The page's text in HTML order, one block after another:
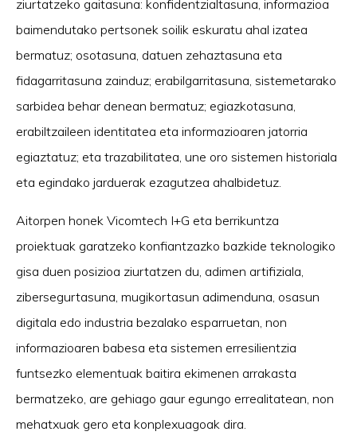
ziurtatzeko gaitasuna: konfidentzialtasuna, informazioa
baimendutako pertsonek soilik eskuratu ahal izatea
bermatuz; osotasuna, datuen zehaztasuna eta
fidagarritasuna zainduz; erabilgarritasuna, sistemetarako
sarbidea behar denean bermatuz; egiazkotasuna,
erabiltzaileen identitatea eta informazioaren jatorria
egiaztatuz; eta trazabilitatea, une oro sistemen historiala
eta egindako jarduerak ezagutzea ahalbidetuz.
Aitorpen honek Vicomtech I+G eta berrikuntza
proiektuak garatzeko konfiantzazko bazkide teknologiko
gisa duen posizioa ziurtatzen du, adimen artifiziala,
zibersegurtasuna, mugikortasun adimenduna, osasun
digitala edo industria bezalako esparruetan, non
informazioaren babesa eta sistemen erresilientzia
funtsezko elementuak baitira ekimenen arrakasta
bermatzeko, are gehiago gaur egungo errealitatean, non
mehatxuak gero eta konplexuagoak dira.